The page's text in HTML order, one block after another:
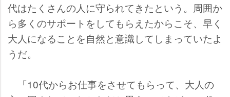
代はたくさんの人に守られてきたという。周囲か
ら多くのサポートをしてもらえたからこそ、早く
大人になることを自然と意識してしまっていたよ
うだ。
「10代からお仕事をさせてもらって、大人の